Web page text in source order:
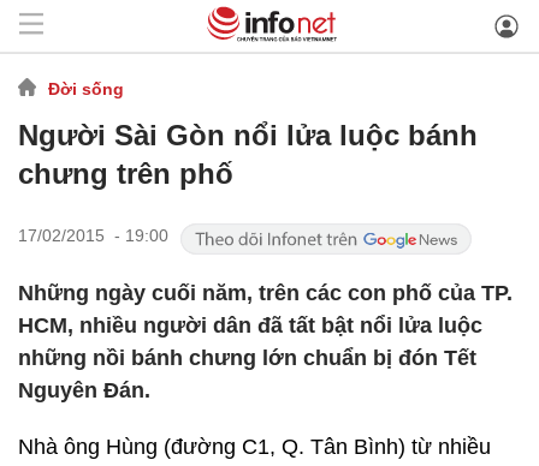
Đời sống
Người Sài Gòn nổi lửa luộc bánh
chưng trên phố
17/02/2015 - 19:00
Những ngày cuối năm, trên các con phố của TP.
HCM, nhiều người dân đã tất bật nổi lửa luộc
những nồi bánh chưng lớn chuẩn bị đón Tết
Nguyên Đán.
Nhà ông Hùng (đường C1, Q. Tân Bình) từ nhiều